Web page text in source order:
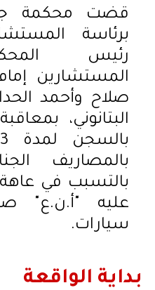
قضت محكمة
برئاسة
رئيس
المستشارين
صلاح وأحمد
البتانوني،
بالمصاريف
بالتسبب في
عليه "أ.ن.ع"
سيارات.
بداية الواقعة